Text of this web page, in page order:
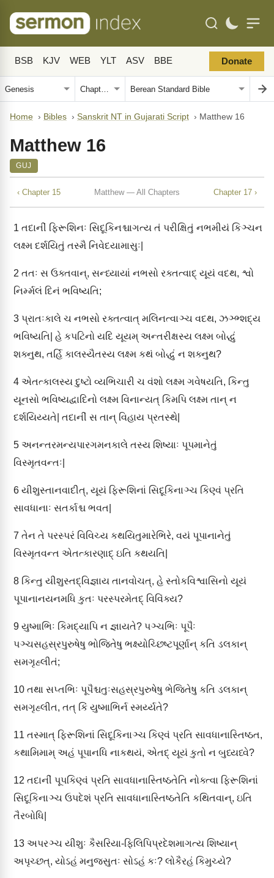
BSB KJV WEB YLT ASV BBE Donate
Home › Bibles › Sanskrit NT in Gujarati Script › Matthew 16
Matthew 16
GUJ
‹ Chapter 15 Matthew — All Chapters Chapter 17 ›
1 તદાનીં ફિરૂશિનઃ સિદૂકિનશ્ચાગત્ય તં પરીક્ષિતું નભમીયં કિઞ્ચન
લક્ષ્મ દર્શયિતું તસ્મૈ નિવેદયામાસુઃ|
2 તતઃ સ ઉક્તવાન્, સન્ધ્યાયાં નભસો રક્તત્વાદ્ યૂયં વદથ, શ્વો
નિર્મ્મલં દિનં ભવિષ્યતિ;
3 પ્રાતઃકાલે ચ નભસો રક્તત્વાત્ મલિનત્વાઞ્ચ વદથ, ઝઞ્ભ્શદ્ય
ભવિષ્યતિ| હે કપટિનો યદિ યૂયમ્ અન્તરીક્ષસ્ય લક્ષ્મ બોદ્ધું
શક્નુથ, તર્હિ કાલસ્યૈતસ્ય લક્ષ્મ કથં બોદ્ધું ન શક્નુથ?
4 એતત્કાલસ્ય દુષ્ટો વ્યભિચારી ચ વંશો લક્ષ્મ ગવેષયતિ, કિન્તુ
યૂનસો ભવિષ્યદ્વાદિનો લક્ષ્મ વિનાન્યત્ કિમપિ લક્ષ્મ તાન્ ન
દર્શયિય્યતે| તદાનીં સ તાન્ વિહાય પ્રતસ્થે|
5 અનન્તરમન્યપારગમનકાલે તસ્ય શિષ્યાઃ પૂપમાનેતું
વિસ્મૃતવન્તઃ|
6 યીશુસ્તાનવાદીત્, યૂયં ફિરૂશિનાં સિદૂકિનાઞ્ચ કિણ્વં પ્રતિ
સાવધાનાઃ સતર્કાશ્ચ ભવત|
7 તેન તે પરસ્પરં વિવિચ્ય કથયિતુમારેભિરે, વયં પૂપાનાનેતું
વિસ્મૃતવન્ત એતત્કારણાદ્ ઇતિ કથયતિ|
8 કિન્તુ યીશુસ્તદ્વિજ્ઞાય તાનવોચત્, હે સ્તોકવિશ્વાસિનો યૂયં
પૂપાનાનયનમધિ કુતઃ પરસ્પરમેતદ્ વિવિંક્ય?
9 યુષ્માભિઃ કિમદ્યાપિ ન જ્ઞાયતે? પઞ્ચભિઃ પૂપૈઃ
પઞ્ચસહસ્રપુરુષેષુ ભોજિતેષુ ભક્ષ્યોચ્છિષ્ટપૂર્ણાન્ કતિ ડલકાન્
સમગૃહ્લીતં;
10 તથા સપ્તભિઃ પૂપૈશ્ચતુઃસહસ્રપુરુષેષુ ભેજિતેષુ કતિ ડલકાન્
સમગૃહ્લીત, તત્ કિં યુષ્માભિર્ન સ્મર્ય્યતે?
11 તસ્માત્ ફિરૂશિનાં સિદૂકિનાઞ્ચ કિણ્વં પ્રતિ સાવધાનાસ્તિષ્ઠત,
કથામિમામ્ અહં પૂપાનધિ નાકથયં, એતદ્ યૂયં કુતો ન બુધ્યધ્વે?
12 તદાનીં પૂપકિણ્વં પ્રતિ સાવધાનાસ્તિષ્ઠતેતિ નોક્ત્વા ફિરૂશિનાં
સિદૂકિનાઞ્ચ ઉપદેશં પ્રતિ સાવધાનાસ્તિષ્ઠતેતિ કથિતવાન્, ઇતિ
તૈરબોધિ|
13 અપરઞ્ચ યીશુઃ કૈસરિયા-ફિલિપિપ્રદેશમાગત્ય શિષ્યાન્
અપૃચ્છત્, યોઽહં મનુજસુતઃ સોઽહં કઃ? લોકૈરહં કિમુચ્યે?